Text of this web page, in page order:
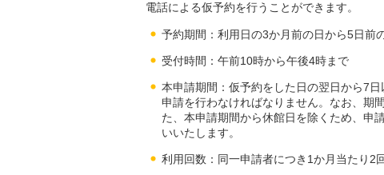
電話による仮予約を行うことができます。
予約期間：利用日の3か月前の日から5日前
受付時間：午前10時から午後4時まで
本申請期間：仮予約をした日の翌日から7
申請を行わなければなりません。なお、期
た、本申請期間から休館日を除くため、申
いいたします。
利用回数：同一申請者につき1か月当たり2